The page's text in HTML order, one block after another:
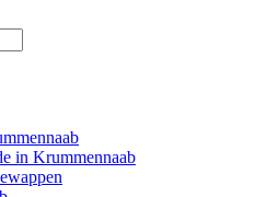
in Krummennaab